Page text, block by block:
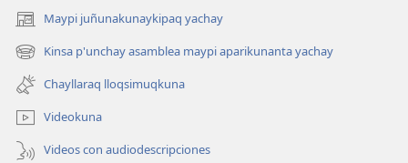
Maypi juñunakunaykipaq yachay
(abre
una
nueva
ventana)
Kinsa p'unchay asamblea maypi aparikunanta yachay
(abre
una
nueva
ventana)
Chayllaraq lloqsimuqkuna
Videokuna
Videos con audiodescripciones